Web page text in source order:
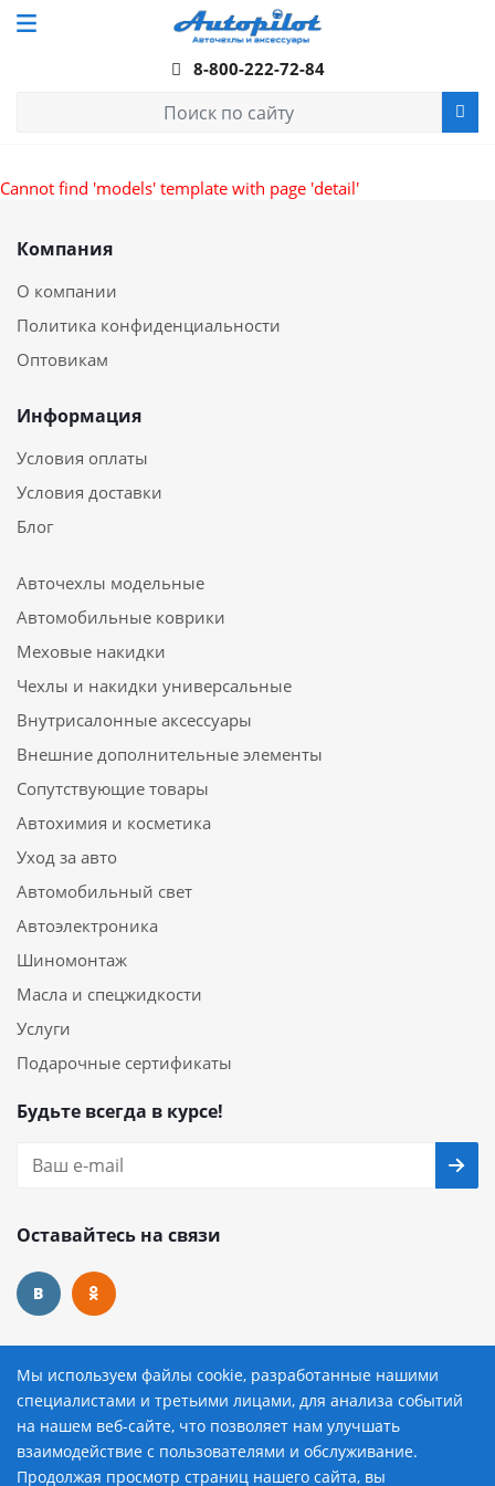
8-800-222-72-84
Cannot find 'models' template with page 'detail'
Компания
О компании
Политика конфиденциальности
Оптовикам
Информация
Условия оплаты
Условия доставки
Блог
Авточехлы модельные
Автомобильные коврики
Меховые накидки
Чехлы и накидки универсальные
Внутрисалонные аксессуары
Внешние дополнительные элементы
Сопутствующие товары
Автохимия и косметика
Уход за авто
Автомобильный свет
Автоэлектроника
Шиномонтаж
Масла и спецжидкости
Услуги
Подарочные сертификаты
Будьте всегда в курсе!
Оставайтесь на связи
Наши контакты
8 (800) 222-72-84
avtopilot@avtopilot-ekat.ru
Мы используем файлы cookie, разработанные нашими
специалистами и третьими лицами, для анализа событий
на нашем веб-сайте, что позволяет нам улучшать
взаимодействие с пользователями и обслуживание.
Продолжая просмотр страниц нашего сайта, вы